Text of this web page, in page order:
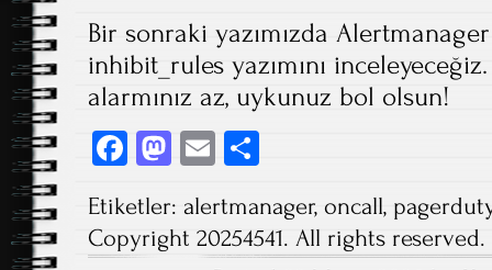
Bir sonraki yazımızda
inhibit_rules yazımını
alarmınız az, uykunuz bol olsun!
Fa
b
o
M
to
d
E
ail re
Etiketler: alertmanager, oncall,
Copyright 20254541. All rights reserved.